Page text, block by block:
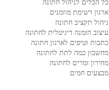
כל הכלים לניהול חתונה
ארגון רשימת מוזמנים
ניהול תקציב חתונה
עיצוב הזמנה דיגיטלית לחתונה
כתבות וטיפים לארגון חתונה
מחשבון כמה לתת לחתונה
מחירון זמרים לחתונה
מבצעים חמים